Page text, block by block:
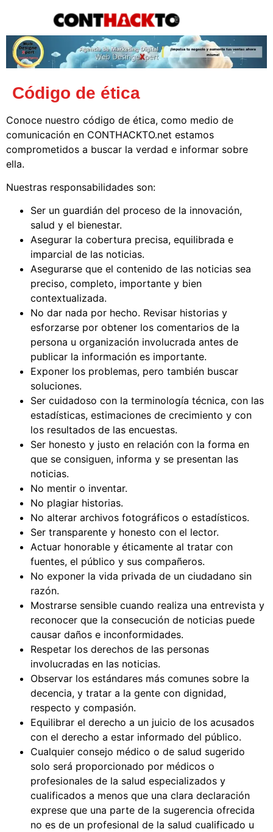
Código de ética
Conoce nuestro código de ética, como medio de
comunicación en CONTHACKTO.net estamos
comprometidos a buscar la verdad e informar sobre
ella.
Nuestras responsabilidades son:
Ser un guardián del proceso de la innovación,
salud y el bienestar.
Asegurar la cobertura precisa, equilibrada e
imparcial de las noticias.
Asegurarse que el contenido de las noticias sea
preciso, completo, importante y bien
contextualizada.
No dar nada por hecho. Revisar historias y
esforzarse por obtener los comentarios de la
persona u organización involucrada antes de
publicar la información es importante.
Exponer los problemas, pero también buscar
soluciones.
Ser cuidadoso con la terminología técnica, con las
estadísticas, estimaciones de crecimiento y con
los resultados de las encuestas.
Ser honesto y justo en relación con la forma en
que se consiguen, informa y se presentan las
noticias.
No mentir o inventar.
No plagiar historias.
No alterar archivos fotográficos o estadísticos.
Ser transparente y honesto con el lector.
Actuar honorable y éticamente al tratar con
fuentes, el público y sus compañeros.
No exponer la vida privada de un ciudadano sin
razón.
Mostrarse sensible cuando realiza una entrevista y
reconocer que la consecución de noticias puede
causar daños e inconformidades.
Respetar los derechos de las personas
involucradas en las noticias.
Observar los estándares más comunes sobre la
decencia, y tratar a la gente con dignidad,
respecto y compasión.
Equilibrar el derecho a un juicio de los acusados
con el derecho a estar informado del público.
Cualquier consejo médico o de salud sugerido
solo será proporcionado por médicos o
profesionales de la salud especializados y
cualificados a menos que una clara declaración
exprese que una parte de la sugerencia ofrecida
no es de un profesional de la salud cualificado u